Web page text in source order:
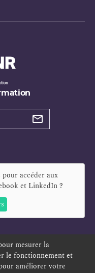
accéder aux
et LinkedIn?
SIGNALEMENT
mesurer la
le fonctionnement et
améliorer votre